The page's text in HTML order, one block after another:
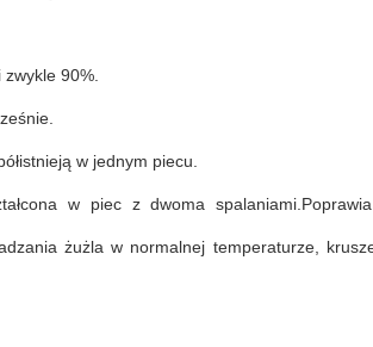
90%.
w jednym piecu.
w piec z dwoma
żużla w normalnej temperaturze,